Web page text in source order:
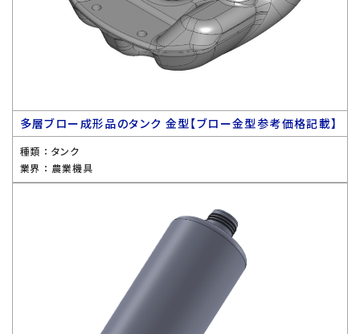
多層ブロー成形品のタンク 金型【ブロー金型参考価格記載】
種類 ： タンク
業界 ： 農業機具